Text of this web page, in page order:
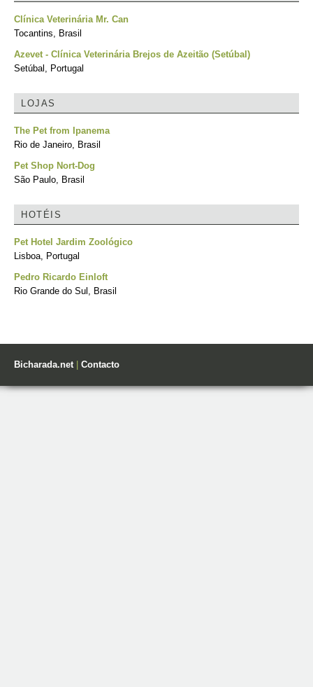
Clínica Veterinária Mr. Can
Tocantins, Brasil
Azevet - Clínica Veterinária Brejos de Azeitão (Setúbal)
Setúbal, Portugal
LOJAS
The Pet from Ipanema
Rio de Janeiro, Brasil
Pet Shop Nort-Dog
São Paulo, Brasil
HOTÉIS
Pet Hotel Jardim Zoológico
Lisboa, Portugal
Pedro Ricardo Einloft
Rio Grande do Sul, Brasil
Bicharada.net| Contacto